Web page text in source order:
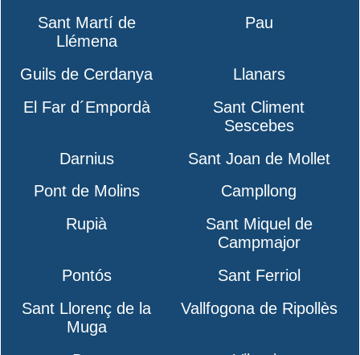
Sant Martí de
Llémena
Pau
Guils de Cerdanya
Llanars
El Far d´Empordà
Sant Climent
Sescebes
Darnius
Sant Joan de Mollet
Pont de Molins
Campllong
Rupià
Sant Miquel de
Campmajor
Pontós
Sant Ferriol
Sant Llorenç de la
Muga
Vallfogona de Ripollès